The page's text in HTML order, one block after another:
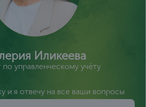
Иликеева
по управленческому учёту
и я отвечу на все ваши вопросы